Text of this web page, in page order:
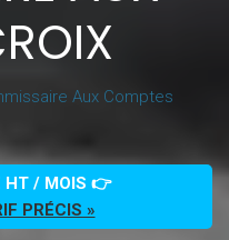
Aux Comptes
HT / MOIS 👉
PRÉCIS »